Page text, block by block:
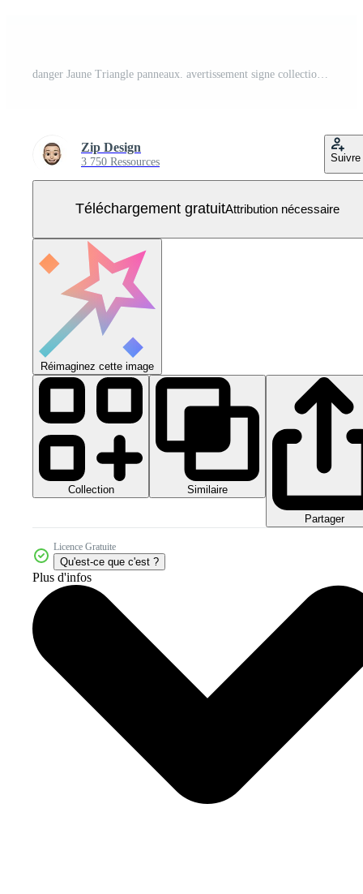
Zip Design
3 750 Ressources Suivre
Téléchargement gratuitAttribution nécessaire
Réimaginez cette image
Collection Similaire
Partager
Licence Gratuite
Qu'est-ce que c'est ?
Plus d'infos